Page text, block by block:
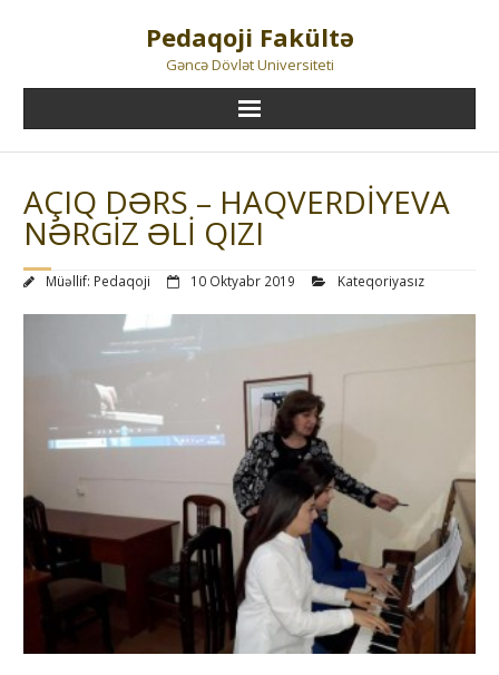
Pedaqoji Fakültə
Gəncə Dövlət Universiteti
AÇIQ DƏRS – HAQVERDİYEVA
NƏRGİZ ƏLİ QIZI
Müəllif: Pedaqoji 10 Oktyabr 2019 Kateqoriyasız